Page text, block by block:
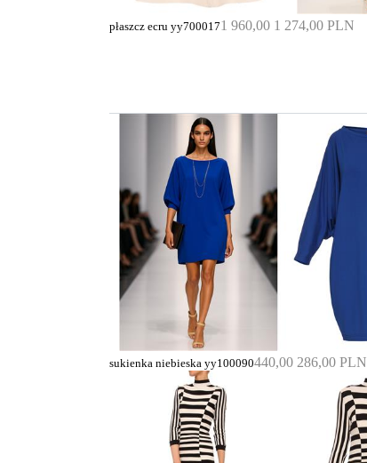
płaszcz ecru yy7000171 960,00 1 274,00 PLN
sukienka niebieska yy100090440,00 286,00 PLN